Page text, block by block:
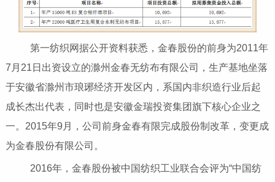
第一纺织网据公开资料获悉，金春股份的前身为2011年
7月21日出资设立的滁州金春无纺布有限公司，生产基地坐落
于安徽省滁州市琅琊经济开发区内，系国内非织造行业后起
成长杰出代表，同时也是安徽金瑞投资集团旗下核心企业之
一。2015年9月，公司前身金春有限完成股份制改革，变更成
为金春股份有限公司。
2016年，金春股份被中国纺织工业联合会评为“中国纺